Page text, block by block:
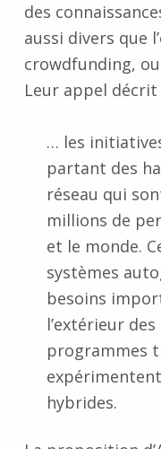
des
aussi divers que
crowdfunding,
Leur appel
… les
partant des
réseau qui
millions de
et le monde.
systèmes
besoins
l’extérieur
programmes
hybrides.